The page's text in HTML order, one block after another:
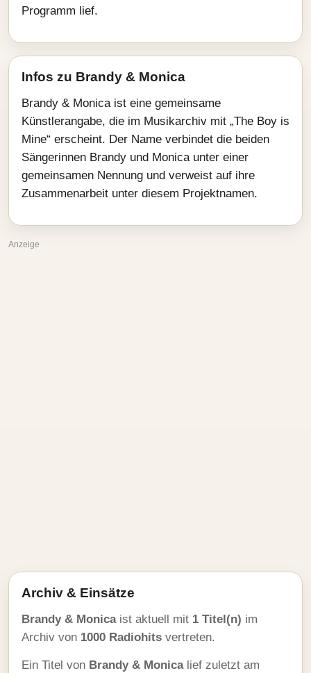
Programm lief.
Infos zu Brandy & Monica
Brandy & Monica ist eine gemeinsame
Künstlerangabe, die im Musikarchiv mit „The Boy is
Mine“ erscheint. Der Name verbindet die beiden
Sängerinnen Brandy und Monica unter einer
gemeinsamen Nennung und verweist auf ihre
Zusammenarbeit unter diesem Projektnamen.
Anzeige
Archiv & Einsätze
Brandy & Monicaist aktuell mit 1 Titel(n) im
Archiv von 1000 Radiohits vertreten.
Ein Titel von Brandy & Monicalief zuletzt am